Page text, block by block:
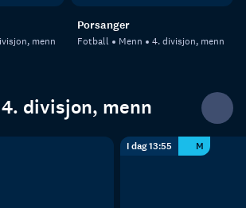
menn
Porsanger
Fotball Menn 4. divisjon, menn
divisjon, menn
I dag 13:55 M